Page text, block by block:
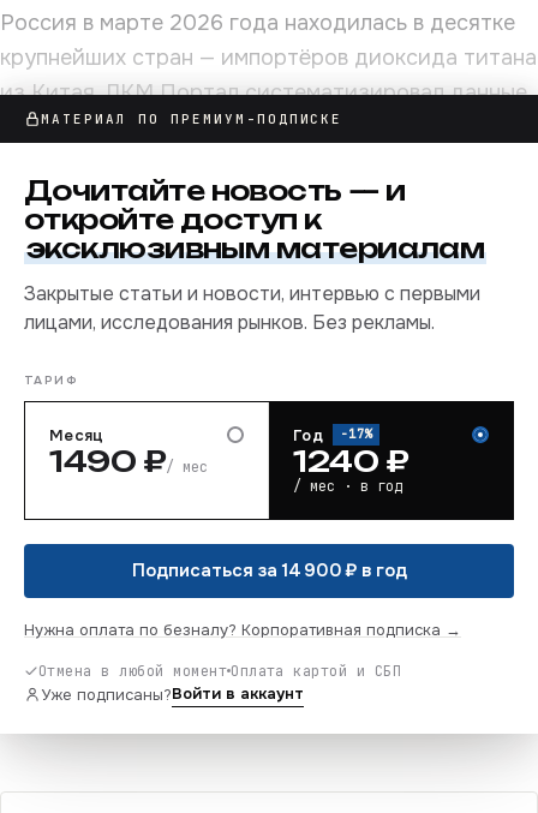
Россия в марте 2026 года находилась в десятке
крупнейших стран — импортёров диоксида титана
из Китая. ЛКМ Портал систематизировал данные
по поставкам в Россию: объёмы, стоимость,
марту 2025 года, доли в общем экспорте КНР.
МАТЕРИАЛ ПО ПРЕМИУМ-ПОДПИСКЕ
Дочитайте новость — и
откройте доступ к
эксклюзивным материалам
Закрытые статьи и новости, интервью с первыми
лицами, исследования рынков. Без рекламы.
ТАРИФ
Месяц
1490 ₽/ мес
Год −17%
1240 ₽
/ мес · в год
Подписаться за 14 900 ₽ в год
Нужна оплата по безналу? Корпоративная подписка →
Отмена в любой момент Оплата картой и СБП
Уже подписаны?Войти в аккаунт